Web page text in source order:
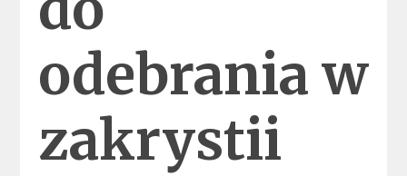
odebrania w
zakrystii